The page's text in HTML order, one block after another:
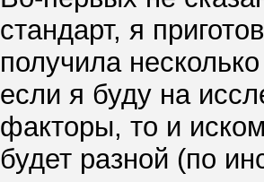
стандарт, я
получила
если я буду на
факторы, то и
будет разной (по